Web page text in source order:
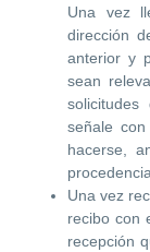
Una vez
dirección
anterior y
sean
señale
hacerse,
Una vez
recibo con
recepción